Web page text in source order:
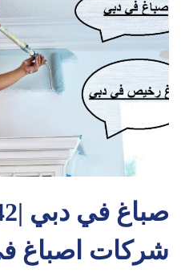
شركات اصباغ